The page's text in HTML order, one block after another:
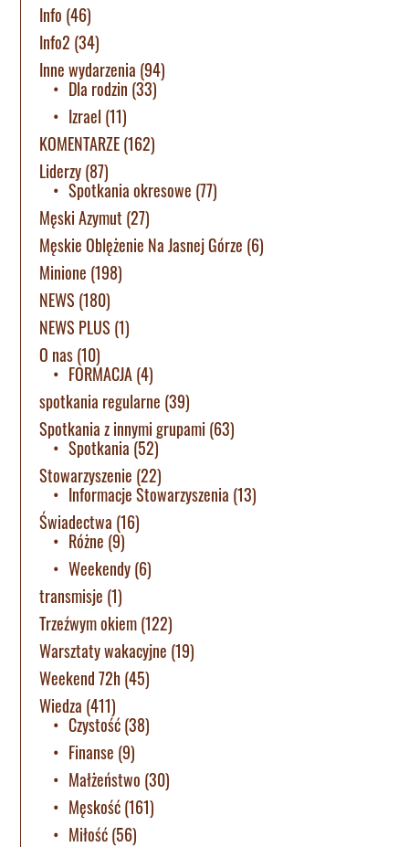
Info (46)
Info2 (34)
Inne wydarzenia (94)
Dla rodzin (33)
Izrael (11)
KOMENTARZE(162)
Liderzy(87)
Spotkania okresowe (77)
Męski Azymut (27)
Męskie Oblężenie Na Jasnej Górze (6)
Minione (198)
NEWS (180)
NEWS PLUS (1)
O nas(10)
FORMACJA(4)
spotkania regularne (39)
Spotkania z innymi grupami (63)
Spotkania (52)
Stowarzyszenie (22)
Informacje Stowarzyszenia (13)
Świadectwa (16)
Różne (9)
Weekendy(6)
transmisje (1)
Trzeźwym okiem(122)
Warsztaty wakacyjne (19)
Weekend 72h(45)
Wiedza (411)
Czystość(38)
Finanse (9)
Małżeństwo (30)
Męskość(161)
Miłość(56)